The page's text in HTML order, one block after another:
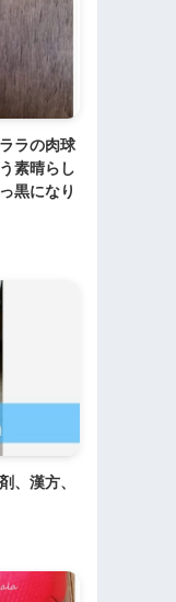
ラの肉球
素晴らし
黒になり
、漢方、